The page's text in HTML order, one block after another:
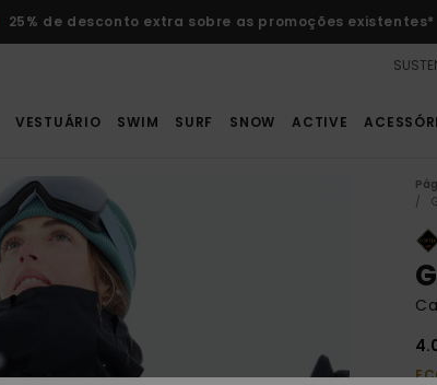
25% de desconto extra sobre as promoções existentes*
VESTUÁRIO SWIM SURF SNOW ACTIVE